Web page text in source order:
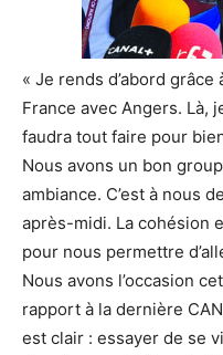
« Je rends d’abord
France avec Angers. Là,
faudra tout faire pour
Nous avons un bon
ambiance. C’est à nous
après-midi. La cohésion
pour nous permettre
Nous avons l’occasion
rapport à la dernière
est clair : essayer de se